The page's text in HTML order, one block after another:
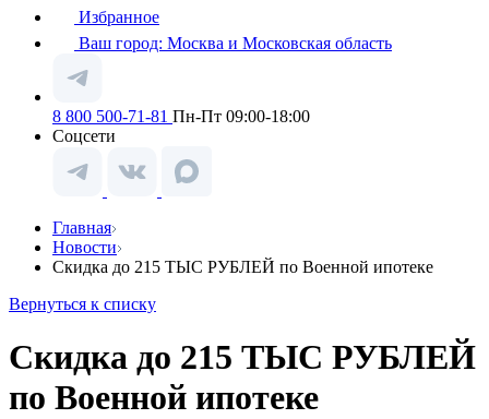
Избранное
Ваш город: Москва и Московская область
8 800 500-71-81 Пн-Пт 09:00-18:00
Соцсети
Главная
Новости
Скидка до 215 ТЫС РУБЛЕЙ по Военной ипотеке
Вернуться к списку
Скидка до 215 ТЫС РУБЛЕЙ
по Военной ипотеке